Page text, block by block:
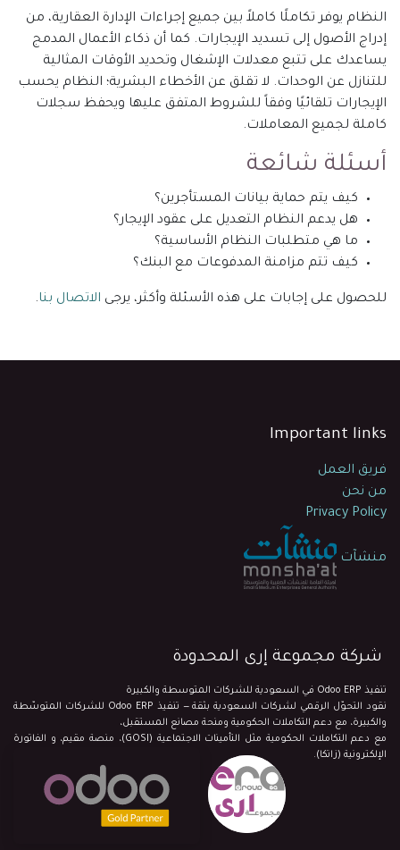
النظام يوفر تكاملًا كاملاً بين جميع إجراءات الإدارة العقارية، من
إدراج الأصول إلى تسديد الإيجارات. كما أن ذكاء الأعمال المدمج
يساعدك على تتبع معدلات الإشغال وتحديد الأوقات المثالية
للتنازل عن الوحدات. لا تقلق عن الأخطاء البشرية؛ النظام يحسب
الإيجارات تلقائيًا وفقاً للشروط المتفق عليها ويحفظ سجلات
كاملة لجميع المعاملات.
أسئلة شائعة
كيف يتم حماية بيانات المستأجرين؟
هل يدعم النظام التعديل على عقود الإيجار؟
ما هي متطلبات النظام الأساسية؟
كيف تتم مزامنة المدفوعات مع البنك؟
للحصول على إجابات على هذه الأسئلة وأكثر، يرجى الاتصال بنا.
Important links
فريق العمل
من نحن
Privacy Policy
منشآت
شركة مجموعة إرى المحدودة
تنفيذ Odoo ERP في السعودية للشركات المتوسطة والكبيرة
نقود التحوّل الرقمي لشركات السعودية بثقة — تنفيذ Odoo ERP للشركات المتوسّطة
والكبيرة، مع دعم التكاملات الحكومية ومنحة مصانع المستقبل،
مع دعم التكاملات الحكومية مثل التأمينات الاجتماعية (GOSI)، منصة مقيم، و الفاتورة
الإلكترونية (زاتكا).